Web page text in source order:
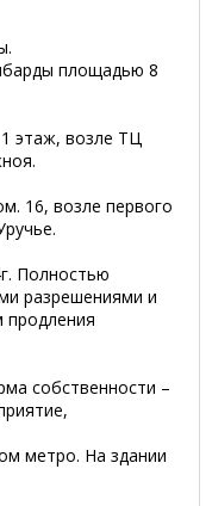
площадью 8
этаж, возле ТЦ
16, возле первого
Полностью
разрешениями и
продления
собственности –
метро. На здании